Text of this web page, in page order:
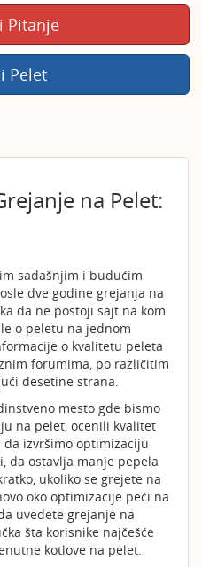
Pitanje
Pelet
na Pelet:
sadašnjim i budućim
dve godine grejanja na
da ne postoji sajt na kom
o peletu na jednom
o kvalitetu peleta
forumima, po različitim
desetine strana.
mesto gde bismo
na pelet, ocenili kvalitet
izvršimo optimizaciju
da ostavlja manje pepela
ukoliko se grejete na
oko optimizacije peći na
uvedete grejanje na
šta korisnike najčešće
kotlove na pelet.